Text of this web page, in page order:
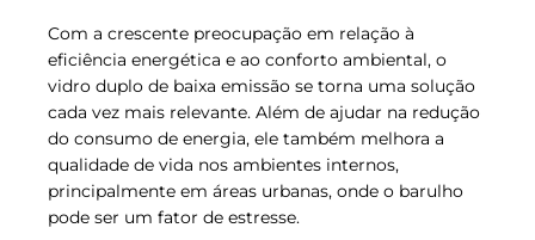
Com a crescente preocupação em relação à
eficiência energética e ao conforto ambiental, o
vidro duplo de baixa emissão se torna uma solução
cada vez mais relevante. Além de ajudar na redução
do consumo de energia, ele também melhora a
qualidade de vida nos ambientes internos,
principalmente em áreas urbanas, onde o barulho
pode ser um fator de estresse.